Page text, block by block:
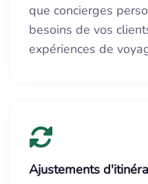
que concierges
besoins de vos
expériences de
Ajustements